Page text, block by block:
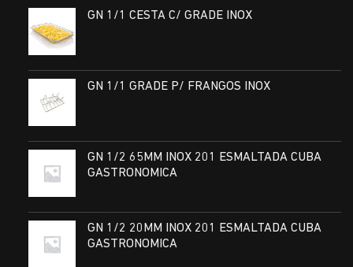
GN 1/1 CESTA C/ GRADE INOX
GN 1/1 GRADE P/ FRANGOS INOX
GN 1/2 65MM INOX 201 ESMALTADA CUBA
GASTRONOMICA
GN 1/2 20MM INOX 201 ESMALTADA CUBA
GASTRONOMICA